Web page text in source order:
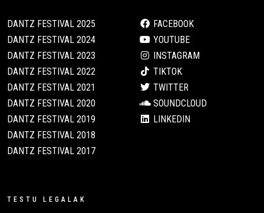
DANTZ FESTIVAL 2025
DANTZ FESTIVAL 2024
DANTZ FESTIVAL 2023
DANTZ FESTIVAL 2022
DANTZ FESTIVAL 2021
DANTZ FESTIVAL 2020
DANTZ FESTIVAL 2019
DANTZ FESTIVAL 2018
DANTZ FESTIVAL 2017
FACEBOOK
YOUTUBE
INSTAGRAM
TIKTOK
TWITTER
SOUNDCLOUD
LINKEDIN
TESTU LEGALAK